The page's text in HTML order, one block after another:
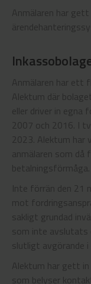
Anmälaren har
Anmälaren har ett
Alektum där
eller driver in egna
2007 och 2016. I
2023. Alektum har
anmälaren som
betalningsförmåga.
Inte förrän den 21
mot
sakligt grundad
som inte
slutligt avgörande
Alektum har gett
som belyser